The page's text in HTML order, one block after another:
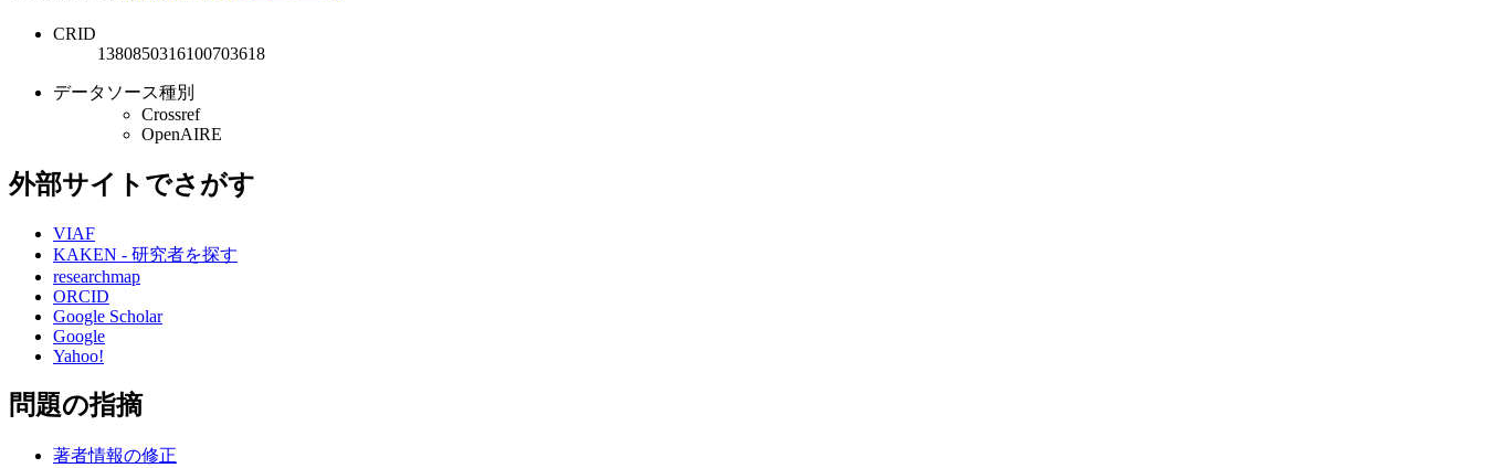
CRID
1380850316100703618
データソース種別
Crossref
OpenAIRE
外部サイトでさがす
VIAF
KAKEN - 研究者を探す
researchmap
ORCID
Google Scholar
Google
Yahoo!
問題の指摘
著者情報の修正